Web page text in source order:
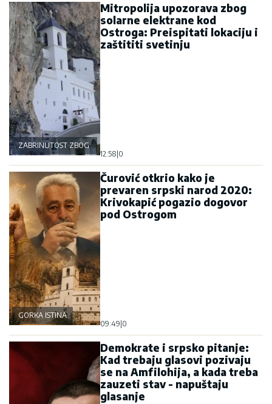
ZABRINUTOST ZBOG OSTROGA
Mitropolija upozorava zbog
solarne elektrane kod
Ostroga: Preispitati lokaciju i
zaštititi svetinju
12:58 0
GORKA ISTINA
Čurović otkrio kako je
prevaren srpski narod 2020:
Krivokapić pogazio dogovor
pod Ostrogom
09:49 0
Demokrate i srpsko pitanje:
Kad trebaju glasovi pozivaju
se na Amfilohija, a kada treba
zauzeti stav - napuštaju
glasanje